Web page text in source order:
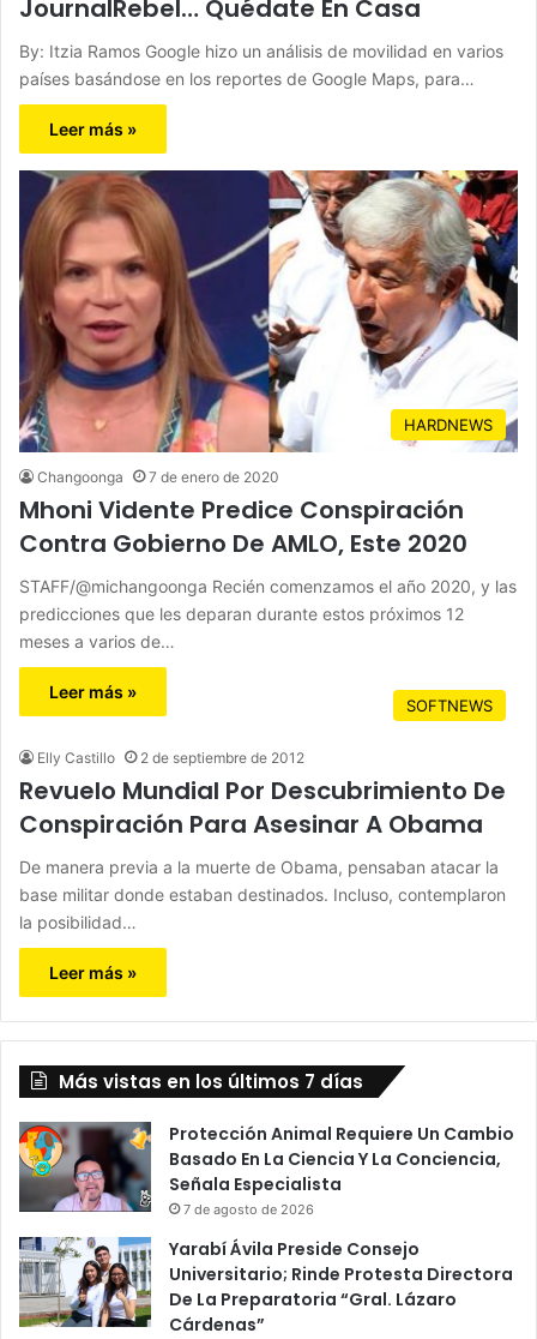
JournalRebel… Quédate En Casa
By: Itzia Ramos Google hizo un análisis de movilidad en varios
países basándose en los reportes de Google Maps, para…
Leer más »
HARDNEWS
Changoonga 7 de enero de 2020
Mhoni Vidente Predice Conspiración
Contra Gobierno De AMLO, Este 2020
STAFF/@michangoonga Recién comenzamos el año 2020, y las
predicciones que les deparan durante estos próximos 12
meses a varios de…
Leer más »
SOFTNEWS
Elly Castillo 2 de septiembre de 2012
Revuelo Mundial Por Descubrimiento De
Conspiración Para Asesinar A Obama
De manera previa a la muerte de Obama, pensaban atacar la
base militar donde estaban destinados. Incluso, contemplaron
la posibilidad…
Leer más »
Más vistas en los últimos 7 días
Protección Animal Requiere Un Cambio
Basado En La Ciencia Y La Conciencia,
Señala Especialista
7 de agosto de 2026
Yarabí Ávila Preside Consejo
Universitario; Rinde Protesta Directora
De La Preparatoria “Gral. Lázaro
Cárdenas”